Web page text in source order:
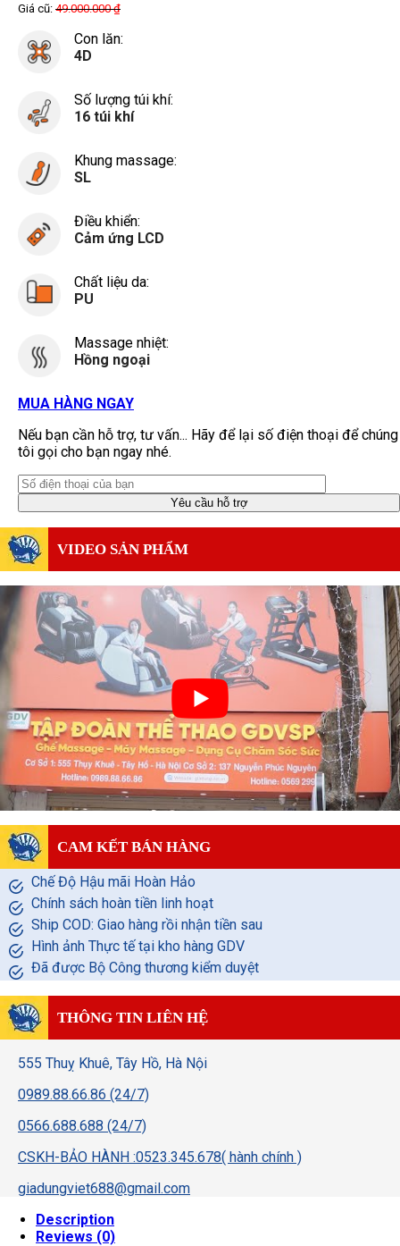
Giá cũ: 49.000.000₫
Con lăn:
4D
Số lượng túi khí:
16 túi khí
Khung massage:
SL
Điều khiển:
Cảm ứng LCD
Chất liệu da:
PU
Massage nhiệt:
Hồng ngoại
MUA HÀNG NGAY
Nếu bạn cần hỗ trợ, tư vấn... Hãy để lại số điện thoại để chúng
tôi gọi cho bạn ngay nhé.
VIDEO SẢN PHẨM
CAM KẾT BÁN HÀNG
Chế Độ Hậu mãi Hoàn Hảo
Chính sách hoàn tiền linh hoạt
Ship COD: Giao hàng rồi nhận tiền sau
Hình ảnh Thực tế tại kho hàng GDV
Đã được Bộ Công thương kiểm duyệt
THÔNG TIN LIÊN HỆ
555 Thuỵ Khuê, Tây Hồ, Hà Nội
0989.88.66.86 (24/7)
0566.688.688 (24/7)
CSKH-BẢO HÀNH :0523.345.678( hành chính )
giadungviet688@gmail.com
Description
Reviews (0)